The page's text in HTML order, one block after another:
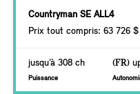
Countryman SE ALL4
Prix tout compris: 63 726 $
jusqu’à 308 ch
Puissance
(FR)